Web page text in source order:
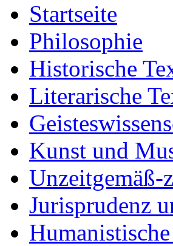
Startseite
Philosophie
Historische
Literarische
Kunst und
Unzeitgemäß-
Jurisprudenz